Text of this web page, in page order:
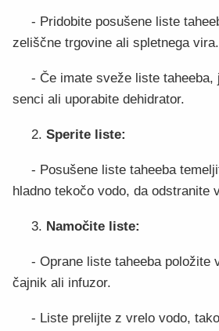
- Pridobite posušene liste
zeliščne trgovine ali spletnega vira.
- Če imate sveže liste
senci ali uporabite dehidrator.
2. Sperite liste:
- Posušene liste taheeba
hladno tekočo vodo, da odstranite
3. Namočite liste:
- Oprane liste taheeba položite
čajnik ali infuzor.
- Liste prelijte z vrelo vodo,